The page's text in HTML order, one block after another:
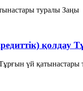
туралы
қолдау
үй